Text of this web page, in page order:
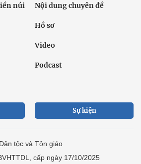
núi Nội dung chuyên đề
Hồ sơ
Video
Podcast
Sự kiện
tộc và Tôn giáo
cấp ngày 17/10/2025